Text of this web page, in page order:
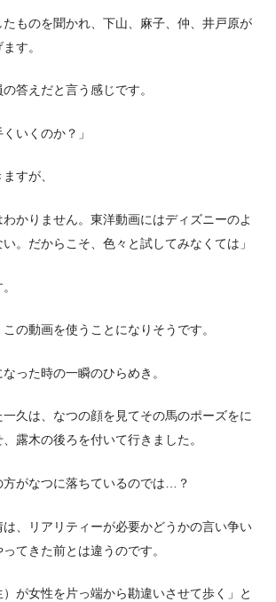
ものを聞かれ、下山、麻子、仲、井戸原が
す。
答えだと言う感じです。
いくのか？」
すが、
わかりません。東洋動画にはディズニーのよ
。だからこそ、色々と試してみなくては」
の動画を使うことになりそうです。
った時の一瞬のひらめき。
久は、なつの顔を見てその馬のポーズをに
露木の後ろを付いて行きました。
方がなつに落ちているのでは…？
、リアリティーが必要かどうかの言い争い
てきた前とは違うのです。
）が女性を片っ端から勘違いさせて歩く」と